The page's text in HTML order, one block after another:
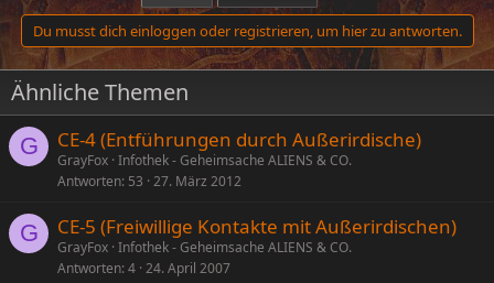
Du musst dich einloggen oder registrieren, um hier zu antworten.
Ähnliche Themen
G CE-4 (Entführungen durch Außerirdische)
GrayFox Infothek - Geheimsache ALIENS & CO.
Antworten 53 27. März 2012
G CE-5 (Freiwillige Kontakte mit Außerirdischen)
GrayFox Infothek - Geheimsache ALIENS & CO.
Antworten 4 24. April 2007